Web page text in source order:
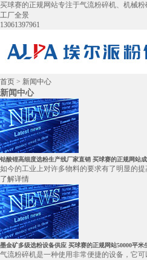
买球赛的正规网站专注于气流粉碎机、机械
工厂全景
13061397961
首页 > 新闻中心
新闻中心
钴酸锂高细度选粉生产线厂家直销 买球赛的正规网站
如今的工业上对许多物料的要求有了明显的
了解详情
墨金矿多级选粉设备供应 买球赛的正规网站50000平米
气流粉碎机是一种使用非常便捷的设备，它